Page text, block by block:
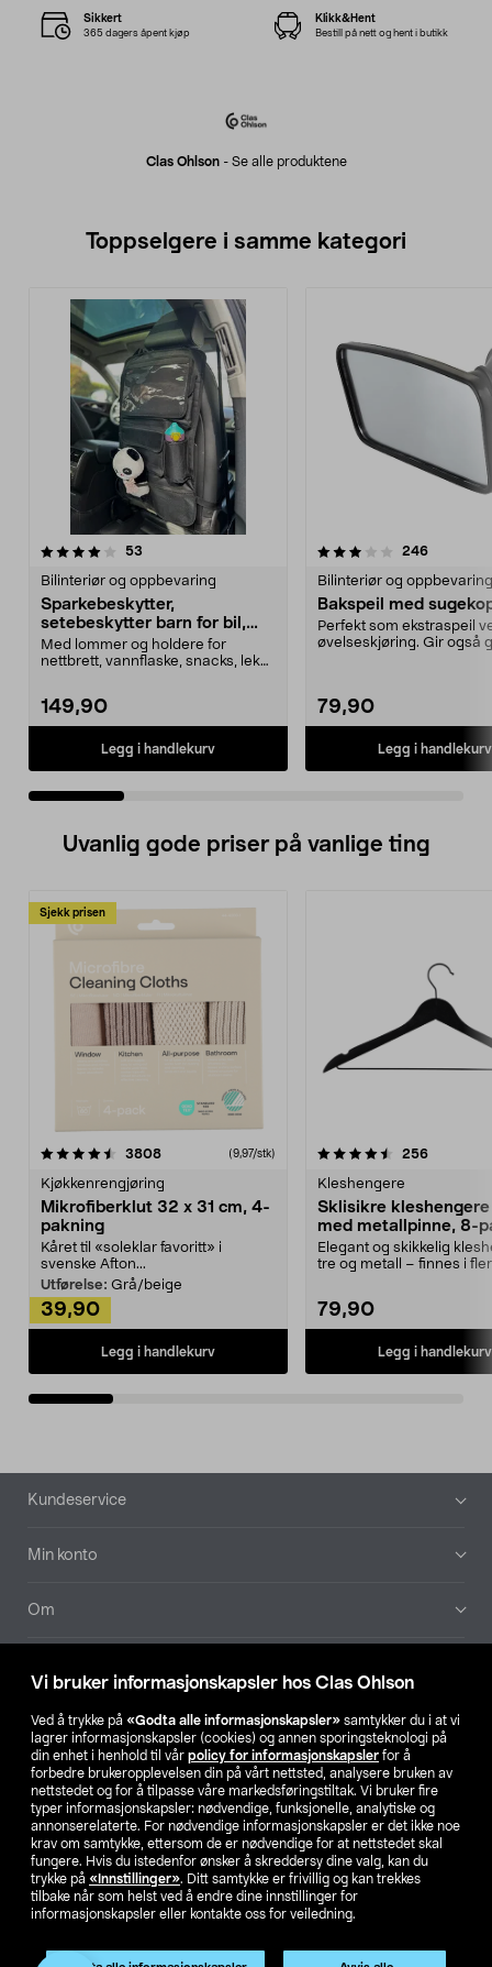
Vi bruker informasjonskapsler hos Clas Ohlson
Ved å trykke på «Godta alle informasjonskapsler» samtykker du i at vi
lagrer informasjonskapsler (cookies) og annen sporingsteknologi på
din enhet i henhold til vår policy for informasjonskapsler for å
forbedre brukeropplevelsen din på vårt nettsted, analysere bruken av
nettstedet og for å tilpasse våre markedsføringstiltak. Vi bruker fire
typer informasjonskapsler: nødvendige, funksjonelle, analytiske og
annonserelaterte. For nødvendige informasjonskapsler er det ikke noe
krav om samtykke, ettersom de er nødvendige for at nettstedet skal
fungere. Hvis du istedenfor ønsker å skreddersy dine valg, kan du
trykke på «Innstillinger». Ditt samtykke er frivillig og kan trekkes
tilbake når som helst ved å endre dine innstillinger for
informasjonskapsler eller kontakte oss for veiledning.
Clas Ohlson- Se alle produktene
Sikkert
365 dagers åpent kjøp
Klikk&Hent
Bestill på nett og hent i butikk
Toppselgere i samme kategori
53
Bilinteriør og oppbevaring
Sparkebeskytter,
setebeskytter barn for bil,
med oppbevaring
Med lommer og holdere for
nettbrett, vannflaske, snacks, leker
149,90
Legg i handlekurv
3.5 av 5 stjerner 246
Bilinteriør og oppbevaring
Bakspeil med
Perfekt som ekstraspeil
øvelseskjøring. Gir også
79,90
Legg i handlekurv
4.5 av 5 stjerner
Uvanlig gode priser på vanlige ting
Sjekk prisen
3808anmeldelser(9,97/stk)
Kjøkkenrengjøring
Mikrofiberklut 32 x 31 cm, 4-
pakning
Kåret til «soleklar favoritt» i
svenske Afton...
Utførelse: Grå/beige
39,90
Legg i handlekurv
4.5av 5 stjerner 256
Kleshengere
Sklisikre
med metallpinne, 8-
Elegant og skikkelig
tre og metall – finnes i
79,90
Legg i handlekurv
4.5av 5 stjerner
Bunntekst
Kundeservice
Min konto
Om
Våre selskaper
Finn din butikk
SE NO FI